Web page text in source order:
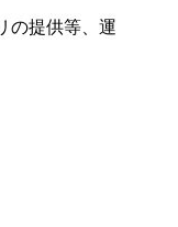
の提供等、運